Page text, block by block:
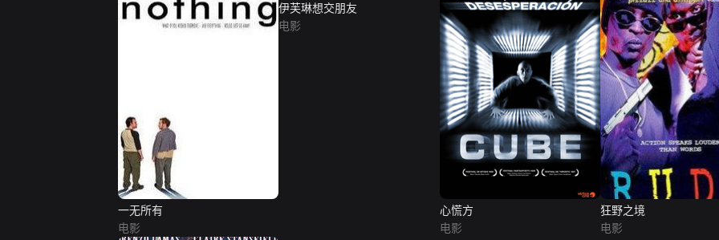
一无所有
电影
伊芙琳想交朋友
电影
心慌方
电影
狂野之境
电影